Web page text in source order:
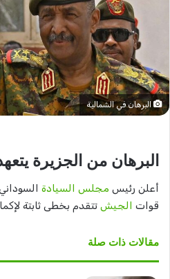
البرهان في الشمالية
البرهان من الجزيرة
أعلن رئيس مجلس السيادة
قوات الجيش تتقدم بخطى ثابتة
مقالات ذات صلة